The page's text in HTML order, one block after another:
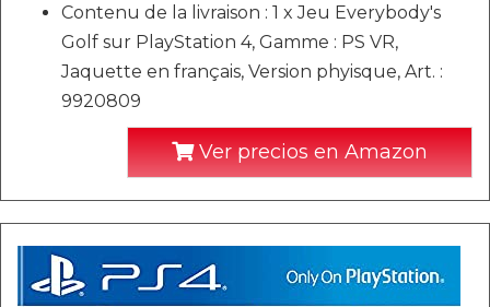
Contenu de la livraison : 1 x Jeu Everybody's
Golf sur PlayStation 4, Gamme : PS VR,
Jaquette en français, Version phyisque, Art. :
9920809
Ver precios en Amazon